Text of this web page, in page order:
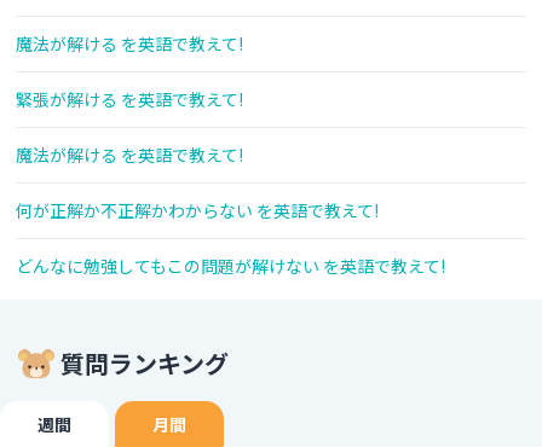
魔法が解ける を英語で教えて!
緊張が解ける を英語で教えて!
魔法が解ける を英語で教えて!
何が正解か不正解かわからない を英語で教えて!
どんなに勉強してもこの問題が解けない を英語で教えて!
質問ランキング
週間 月間